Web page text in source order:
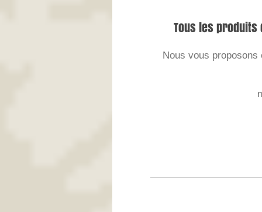
Tous les
Nous vous